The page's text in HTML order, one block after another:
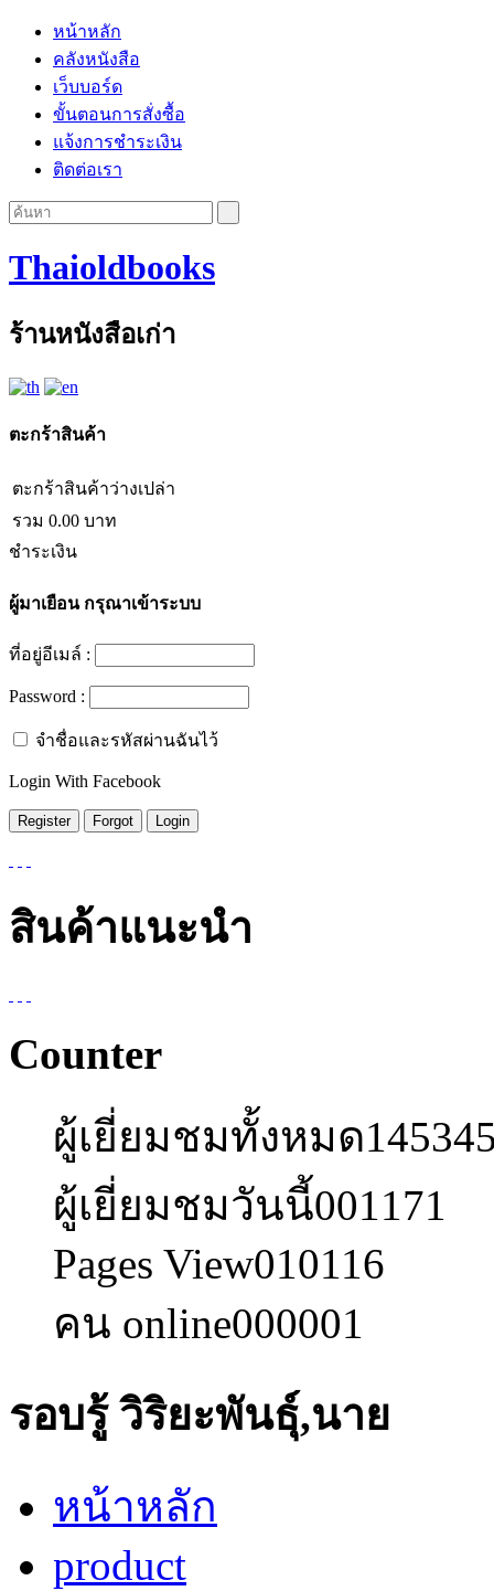
หน้าหลัก
คลังหนังสือ
เว็บบอร์ด
ขั้นตอนการสั่งซื้อ
แจ้งการชำระเงิน
ติดต่อเรา
Thaioldbooks
ร้านหนังสือเก่า
ตะกร้าสินค้า
ตะกร้าสินค้าว่างเปล่า
รวม 0.00 บาท
ชำระเงิน
ผู้มาเยือนกรุณาเข้าระบบ
ที่อยู่อีเมล์ :
Password :
จำชื่อและรหัสผ่านฉันไว้
Login With Facebook
สินค้าแนะนำ
Counter
ผู้เยี่ยมชมทั้งหมด
ผู้เยี่ยมชมวันนี้001171
Pages View010116
คน online000001
รอบรู้ วิริยะพันธุ์,นาย
หน้าหลัก
product